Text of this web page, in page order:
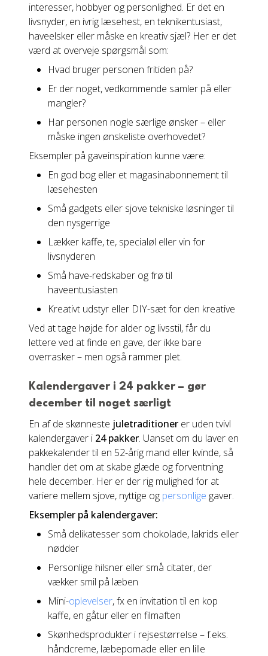
interesser, hobbyer og personlighed. Er det en
livsnyder, en ivrig læsehest, en teknikentusiast,
haveelsker eller måske en kreativ sjæl? Her er det
værd at overveje spørgsmål som:
Hvad bruger personen fritiden på?
Er der noget, vedkommende samler på eller
mangler?
Har personen nogle særlige ønsker – eller
måske ingen ønskeliste overhovedet?
Eksempler på gaveinspiration kunne være:
En god bog eller et magasinabonnement til
læsehesten
Små gadgets eller sjove tekniske løsninger til
den nysgerrige
Lækker kaffe, te, specialøl eller vin for
livsnyderen
Små have-redskaber og frø til
haveentusiasten
Kreativt udstyr eller DIY-sæt for den kreative
Ved at tage højde for alder og livsstil, får du
lettere ved at finde en gave, der ikke bare
overrasker – men også rammer plet.
Kalendergaver i 24 pakker – gør
december til noget særligt
En af de skønneste juletraditioner er uden tvivl
kalendergaver i 24 pakker. Uanset om du laver en
pakkekalender til en 52-årig mand eller kvinde, så
handler det om at skabe glæde og forventning
hele december. Her er der rig mulighed for at
variere mellem sjove, nyttige og personlige gaver.
Eksempler på kalendergaver:
Små delikatesser som chokolade, lakrids eller
nødder
Personlige hilsner eller små citater, der
vækker smil på læben
Mini-oplevelser, fx en invitation til en kop
kaffe, en gåtur eller en filmaften
Skønhedsprodukter i rejsestørrelse – f.eks.
håndcreme, læbepomade eller en lille